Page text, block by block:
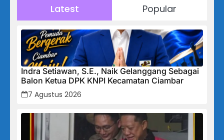
Latest Popular
Indra Setiawan, S.E., Naik Gelanggang Sebagai
Balon Ketua DPK KNPI Kecamatan Ciambar
7 Agustus 2026